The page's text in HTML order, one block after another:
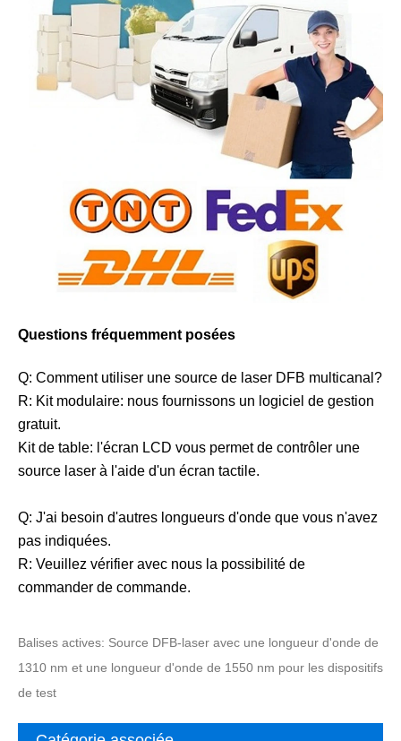
Questions fréquemment posées
Q: Comment utiliser une source de laser DFB multicanal?
R: Kit modulaire: nous fournissons un logiciel de gestion
gratuit.
Kit de table: l'écran LCD vous permet de contrôler une
source laser à l'aide d'un écran tactile.
Q: J'ai besoin d'autres longueurs d'onde que vous n'avez
pas indiquées.
R: Veuillez vérifier avec nous la possibilité de
commander de commande.
Balises actives: Source DFB-laser avec une longueur d'onde de
1310 nm et une longueur d'onde de 1550 nm pour les dispositifs
de test